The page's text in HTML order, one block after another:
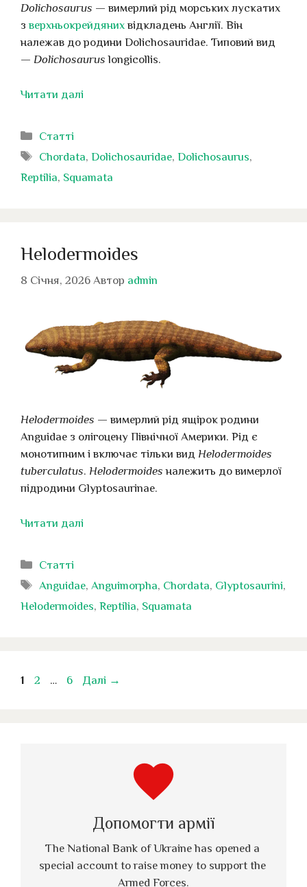
Dolichosaurus — вимерлий рід морських лускатих
зверхньокрейдянихвідкладень Англії. Він
належав до родини Dolichosauridae. Типовий вид
— Dolichosaurus longicollis.
Читати далі
Категорії
Статті
Позначки
Chordata,Dolichosauridae,Dolichosaurus,
Reptilia, Squamata
Helodermoides
8 Січня, 2026 Автор admin
Helodermoides — вимерлий рід ящірок родини
Anguidae з олігоцену Північної Америки. Рід є
монотипним і включає тільки вид Helodermoides
tuberculatus. Helodermoides належить до вимерлої
підродини Glyptosaurinae.
Читати далі
Категорії
Статті
Позначки
Anguidae, Anguimorpha, Chordata, Glyptosaurini,
Helodermoides, Reptilia, Squamata
Сторінка
1 Сторінка
2 … Сторінка
6 Далі →
favorite
Допомогти армії
The National Bank of Ukraine has opened a
special account to raise money to support the
Armed Forces.